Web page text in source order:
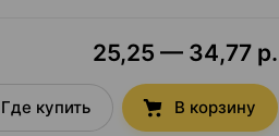
25,25 — 34,77 р.
Где купить В корзину